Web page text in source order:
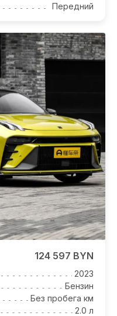
Передний
124 597 BYN
2023
Бензин
Без пробега км
2.0 л